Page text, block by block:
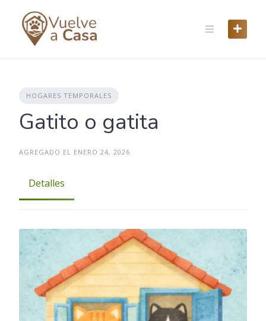
content
HOGARES TEMPORALES
Gatito o gatita
AGREGADO EL ENERO 24, 2026
Detalles